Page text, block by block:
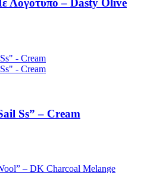
Λογότυπο – Dasty Olive
Ss” – Cream